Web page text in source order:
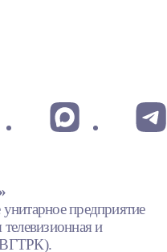
предприятие
телевизионная и